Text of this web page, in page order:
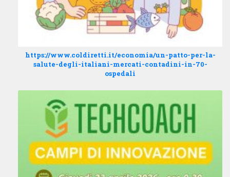
https://www.coldiretti.it/economia/un-patto-per-la-
salute-degli-italiani-mercati-contadini-in-70-
ospedali